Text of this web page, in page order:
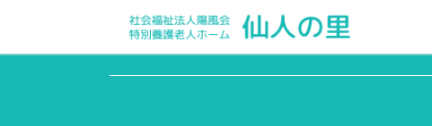
デイサービスセンター便り 33号 (令和６年5月発行)